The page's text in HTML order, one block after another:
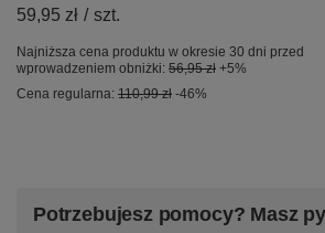
59,95 zł / szt.
Najniższa cena produktu w okresie 30 dni przed
wprowadzeniem obniżki: 56,95 zł +5%
Cena regularna: 110,99 zł -46%
Potrzebujesz pomocy? Masz